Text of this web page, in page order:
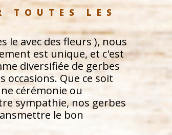
TOUTES LES
le avec des fleurs ), nous
est unique, et c'est
diversifiée de gerbes
occasions. Que ce soit
cérémonie ou
sympathie, nos gerbes
le bon